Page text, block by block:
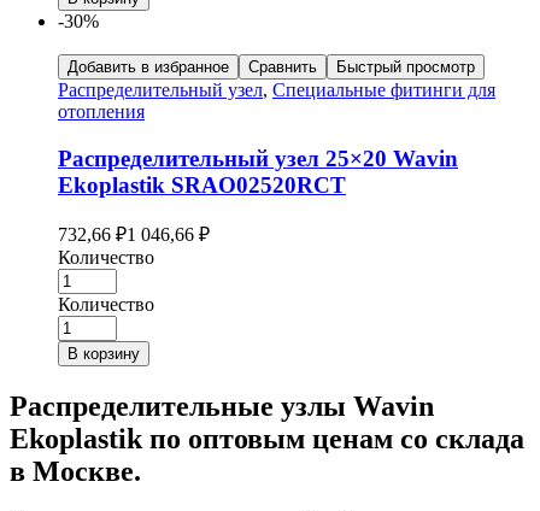
-30%
Добавить в избранное Сравнить Быстрый просмотр
Распределительный узел, Специальные фитинги для
отопления
Распределительный узел 25×20 Wavin
Ekoplastik SRAO02520RCT
732,66 ₽1 046,66 ₽
Количество
Количество
В корзину
Распределительные узлы Wavin
Ekoplastik по оптовым ценам со склада
в Москве.